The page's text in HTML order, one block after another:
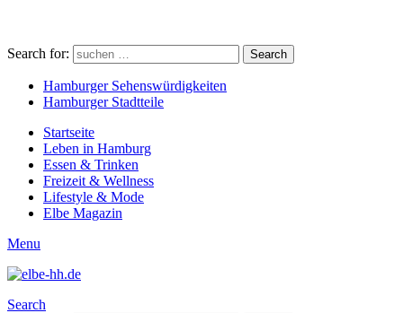
Search for: Search
Hamburger Sehenswürdigkeiten
Hamburger Stadtteile
Startseite
Leben in Hamburg
Essen & Trinken
Freizeit & Wellness
Lifestyle & Mode
Elbe Magazin
Menu
Search